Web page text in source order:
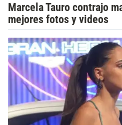
Marcela Tauro contrajo
mejores fotos y videos